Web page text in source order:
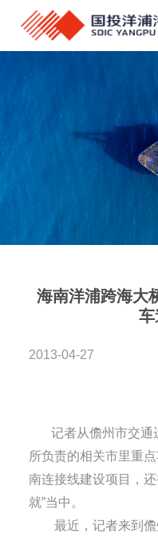
海南洋浦跨海大
车
2013-04-27
记者从儋州市交通
所负责的相关市里重
南连接线建设项目，
就”当中。
最近，记者来到儋